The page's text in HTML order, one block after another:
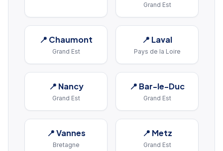
Grand Est
📍 Chaumont
Grand Est
📍 Laval
Pays de la Loire
📍 Nancy
Grand Est
📍 Bar-le-Duc
Grand Est
📍Vannes
Bretagne
📍 Metz
Grand Est